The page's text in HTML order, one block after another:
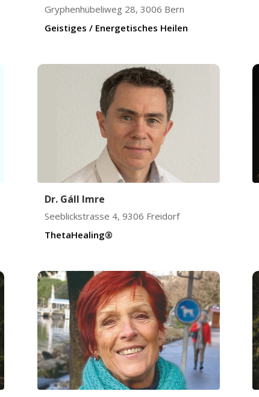
Gryphenhübeliweg 28,3006 Bern
Geistiges / Energetisches Heilen
Dr. Gáll Imre
Seeblickstrasse 4,9306 Freidorf
ThetaHealing®